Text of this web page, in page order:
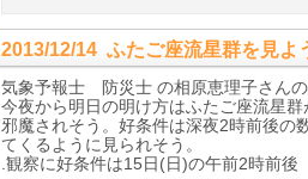
2013/12/14 ふたご座流星群を見よ
気象予報士 防災士 の相原恵理子さんの
今夜から明日の明け方はふたご座流星
邪魔されそう。好条件は深夜2時前後の
てくるように見られそう。
.観察に好条件は15日(日)の午前2時前後